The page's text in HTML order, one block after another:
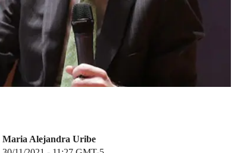
Maria Alejandra Uribe